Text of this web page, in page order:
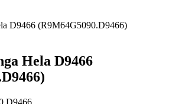
Hela D9466